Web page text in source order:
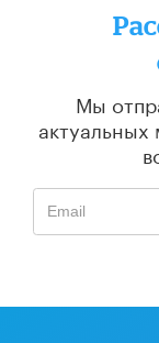
Мы
актуальных